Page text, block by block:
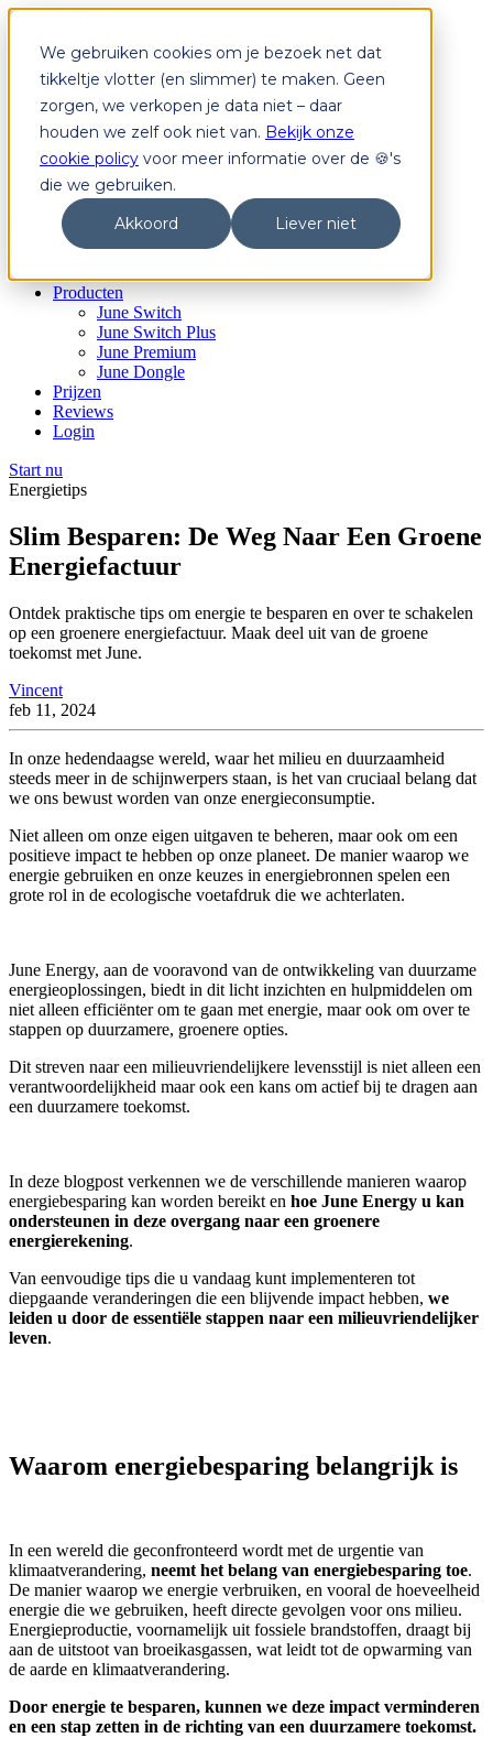
We gebruiken cookies om je bezoek net dat
tikkeltje vlotter (en slimmer) te maken. Geen
zorgen, we verkopen je data niet – daar
houden we zelf ook niet van. Bekijk onze
cookie policy voor meer informatie over de 🍪's
die we gebruiken.
Akkoord
Liever niet
Producten
June Switch
June Switch Plus
June Premium
June Dongle
Prijzen
Login
Start nu
Producten
June Switch
June Switch Plus
June Premium
June Dongle
Prijzen
Reviews
Login
Start nu
Energietips
Slim Besparen: De Weg Naar Een Groene
Energiefactuur
Ontdek praktische tips om energie te besparen en over te schakelen
op een groenere energiefactuur. Maak deel uit van de groene
toekomst met June.
Vincent
feb 11, 2024
In onze hedendaagse wereld, waar het milieu en duurzaamheid
steeds meer in de schijnwerpers staan, is het van cruciaal belang dat
we ons bewust worden van onze energieconsumptie.
Niet alleen om onze eigen uitgaven te beheren, maar ook om een
positieve impact te hebben op onze planeet. De manier waarop we
energie gebruiken en onze keuzes in energiebronnen spelen een
grote rol in de ecologische voetafdruk die we achterlaten.
June Energy, aan de vooravond van de ontwikkeling van duurzame
energieoplossingen, biedt in dit licht inzichten en hulpmiddelen om
niet alleen efficiënter om te gaan met energie, maar ook om over te
stappen op duurzamere, groenere opties.
Dit streven naar een milieuvriendelijkere levensstijl is niet alleen een
verantwoordelijkheid maar ook een kans om actief bij te dragen aan
een duurzamere toekomst.
In deze blogpost verkennen we de verschillende manieren waarop
energiebesparing kan worden bereikt en hoe June Energy u kan
ondersteunen in deze overgang naar een groenere
energierekening.
Van eenvoudige tips die u vandaag kunt implementeren tot
diepgaande veranderingen die een blijvende impact hebben, we
leiden u door de essentiële stappen naar een milieuvriendelijker
leven.
Waarom energiebesparing belangrijk is
In een wereld die geconfronteerd wordt met de urgentie van
klimaatverandering, neemt het belang van energiebesparing toe.
De manier waarop we energie verbruiken, en vooral de hoeveelheid
energie die we gebruiken, heeft directe gevolgen voor ons milieu.
Energieproductie, voornamelijk uit fossiele brandstoffen, draagt bij
aan de uitstoot van broeikasgassen, wat leidt tot de opwarming van
de aarde en klimaatverandering.
Door energie te besparen, kunnen we deze impact verminderen
en een stap zetten in de richting van een duurzamere toekomst.